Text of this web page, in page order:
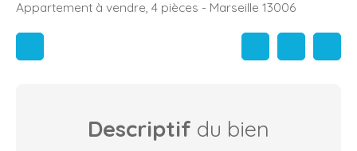
Appartement à vendre, 4 pièces - Marseille 13006
Descriptif du bien